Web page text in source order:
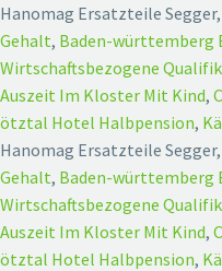
Hanomag Ersatzteile Segger,
Gehalt, Baden-württemberg
Wirtschaftsbezogene
Auszeit Im Kloster Mit Kind,
ötztal Hotel Halbpension,
Hanomag Ersatzteile Segger,
Gehalt, Baden-württemberg
Wirtschaftsbezogene
Auszeit Im Kloster Mit Kind,
ötztal Hotel Halbpension,